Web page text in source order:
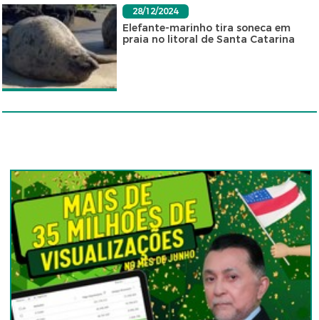
28/12/2024
Elefante-marinho tira soneca em
praia no litoral de Santa Catarina